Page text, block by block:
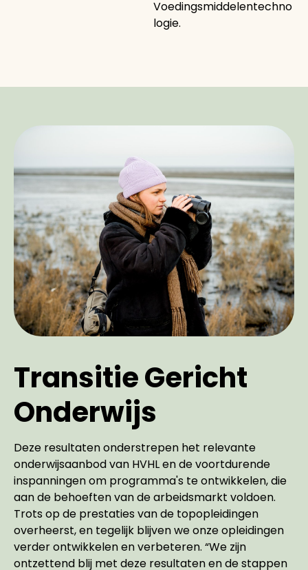
Voedingsmiddelentechno
logie.
Transitie Gericht
Onderwijs
Deze resultaten onderstrepen het relevante
onderwijsaanbod van HVHL en de voortdurende
inspanningen om programma's te ontwikkelen, die
aan de behoeften van de arbeidsmarkt voldoen.
Trots op de prestaties van de topopleidingen
overheerst, en tegelijk blijven we onze opleidingen
verder ontwikkelen en verbeteren. “We zijn
ontzettend blij met deze resultaten en de stappen